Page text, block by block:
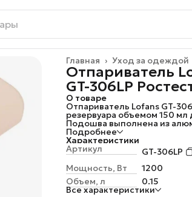
Уход за одеждой
Главная ›
Отпариватель
GT-306LP
О товаре
Отпариватель Lofans GT-
резервуара объемом 150 мл
Подошва выполнена из
распределяет тепло и не
воздействии влаги. При
2.2-метровый кабель. Lofans
цвета имеет кнопочную
регулировки
позволяет удобно
жидкости занимает не
возможна на протяжении 20
Подробнее
Характеристики
Артикул
GT-306LP
Мощность, Вт
1200
Объем, л
0.15
Все характеристики